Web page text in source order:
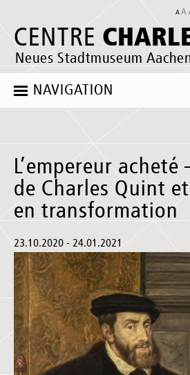
CENTRE
Neues Stadtmuseum
NAVIGATION
L’empereur acheté
de Charles Quint
en transformation
23.10.2020 - 24.01.2021